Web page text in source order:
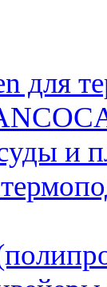
для
и